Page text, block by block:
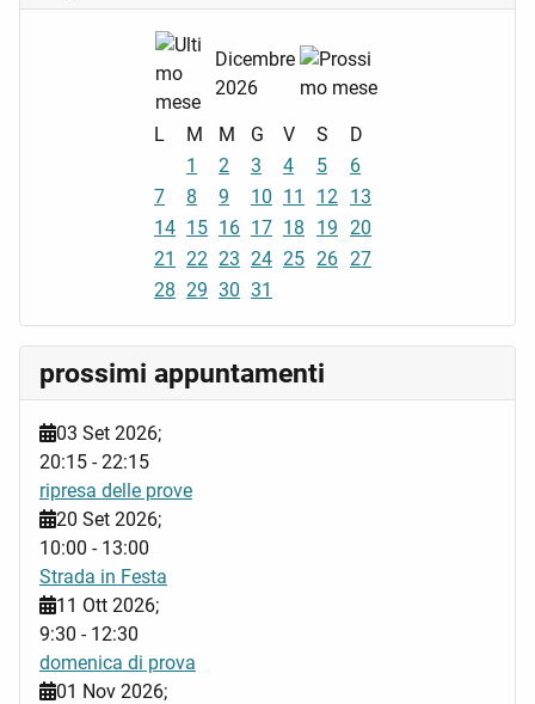
Dicembre
2026
L M M G V S
D
1
2 3 4 5
6
7
8 9 10 11 12 13
14 15 16 17 18 19 20
21
22 23 24 25 26 27
28 29 30 31
prossimi appuntamenti
03 Set 2026;
20:15 -22:15
ripresa delle prove
20 Set 2026;
10:00 - 13:00
Strada in Festa
11 Ott 2026;
9:30 - 12:30
domenica di prova
01 Nov 2026;